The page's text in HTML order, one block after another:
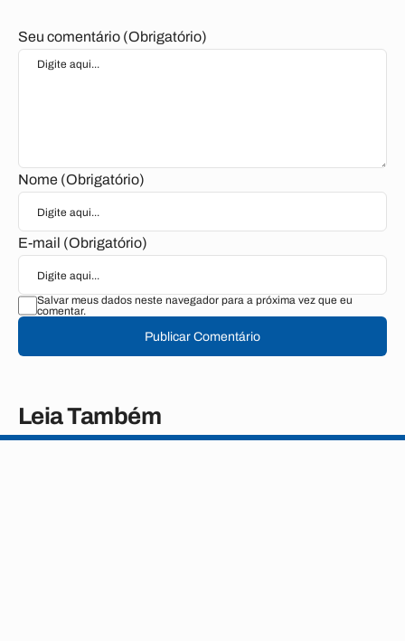
Seu comentário (Obrigatório)
Nome (Obrigatório)
E-mail (Obrigatório)
Salvar meus dados neste navegador para a próxima vez que eu
comentar.
Publicar Comentário
Leia Também